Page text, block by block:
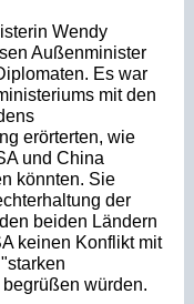
Wendy
Außenminister
Es war
mit den
erörterten, wie
und China
könnten. Sie
der
beiden Ländern
keinen Konflikt mit
würden.